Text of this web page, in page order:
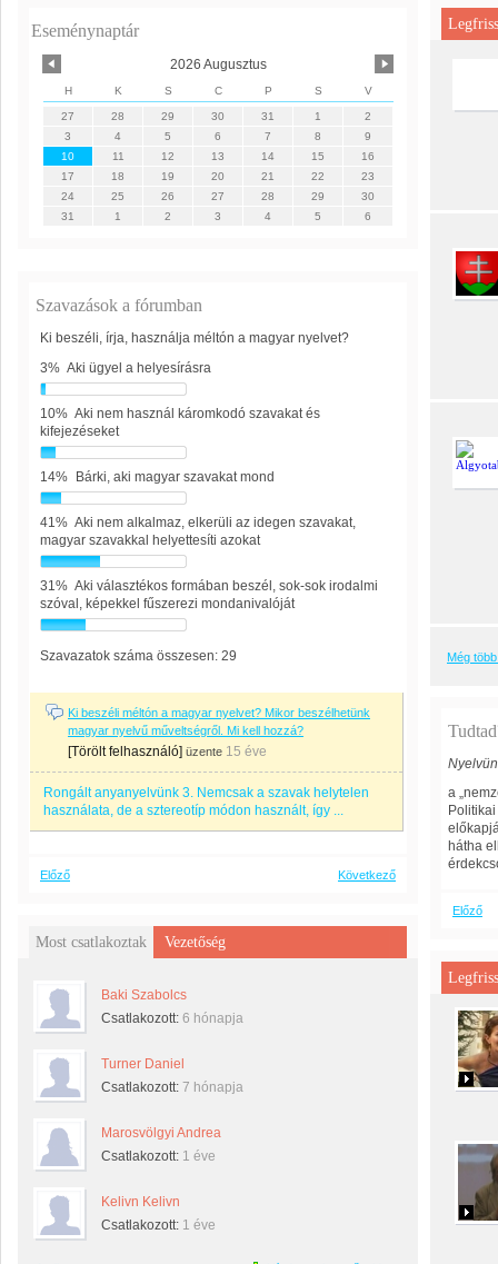
Eseménynaptár
2026 Augusztus
H K S C P S V
27 28 29 30 31 1
2
3
4 5 6 7 8
9
10
11 12 13 14 15
16
17
18 19 20 21 22
23
24
25 26 27 28 29
30
31
1 2 3 4 5 6
Szavazások a fórumban
Ki beszéli, írja, használja méltón a magyar nyelvet?
3% Aki ügyel a helyesírásra
10% Aki nem használ káromkodó szavakat és
kifejezéseket
14% Bárki, aki magyar szavakat mond
41% Aki nem alkalmaz, elkerüli az idegen szavakat,
magyar szavakkal helyettesíti azokat
31% Aki választékos formában beszél, sok-sok irodalmi
szóval, képekkel fűszerezi mondanivalóját
Szavazatok száma összesen: 29
Ki beszéli méltón a magyar nyelvet? Mikor beszélhetünk
magyar nyelvű műveltségről. Mi kell hozzá?
[Törölt felhasználó] üzente 15 éve
Rongált anyanyelvünk 3. Nemcsak a szavak helytelen
használata, de a sztereotíp módon használt, így ...
Előző Következő
Most csatlakoztak Vezetőség
Baki Szabolcs
Csatlakozott: 6 hónapja
Turner Daniel
Csatlakozott: 7 hónapja
Marosvölgyi Andrea
Csatlakozott: 1 éve
Kelivn Kelivn
Csatlakozott: 1 éve
Még
a
hátha
Előző